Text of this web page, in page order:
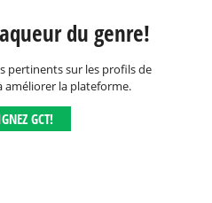
du genre!
pertinents sur les profils de
améliorer la plateforme.
GCT!